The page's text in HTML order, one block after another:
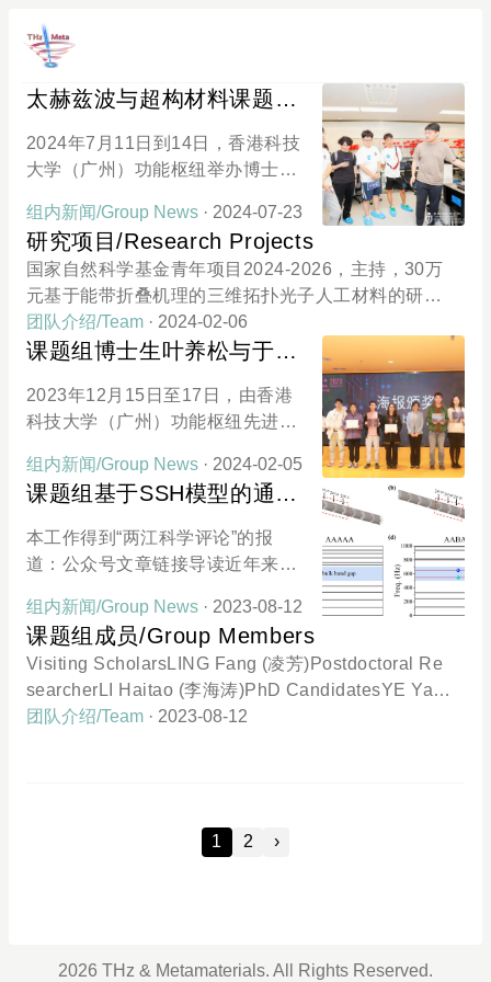
太赫兹波与超构材料课题组
参与功能枢纽夏令营活动
2024年7月11日到14日，香港科技
大学（广州）功能枢纽举办博士项
兹波与超构材料课题组的成员作为
志愿者积极参与了相关活动，并协
助开展了实验室导览，向参营的同
学们介绍讲解了自己的研究方向以
及最近的研究成果。功能枢纽夏令
营活动的报道：https://mp.weixin.q
Vw
组内新闻/Group News · 2024-07-23
研究项目/Research Projects
国家自然科学基金青年项目2024-2026，主持，30万
元基于能带折叠机理的三维拓扑光子人工材料的研究
广州市基础研究计划青年博士“启航”项目2024-202
6，主持，5万元基于平面结构的太赫兹波段手性超表
面的设计与实验研究香港科技大学（广州）实践研究
项目2024-2025，主持，5万元结合仿真软件的教学模
式数字化改革方案研究HKUST–HKUST(GZ) 20 for 2
0 Cross-campus Collaborative Research Scheme2
024-2025，主持，50万元Research on THz Topolog
ical Metasurfaces for Next-Generation Communicat
ions 针对下一代通讯的太赫兹拓扑超构表面的研究
团队介绍/Team · 2024-02-06
课题组博士生叶养松与于九
思获得QMMI 2023最佳海报
奖
2023年12月15日至17日，由香港
科技大学（广州）功能枢纽先进材
子科技中心联合举办的量子材料与
材料信息研讨会（QMMI 2023）在
港科大（广州）校园圆满召开。会
议现场，全体参会人员共同投票选
出了TOP 10 Poseters。课题组博
士生叶养松与于九思参加了本次会
议海报展，并都获得了TOP 3 Post
ers的优异成绩。港科大（广州）先
进材料学域主任高平教授为获奖学
生颁奖。叶养松参会海报于九思参
组内新闻/Group News · 2024-02-05
课题组基于SSH模型的通风
拓扑声学开关的工作发表于
《Applied Physics
本工作得到“两江科学评论”的报
道：公众号文章链接导读近年来拓
得到了广泛的关注。拓扑声学通过
研究拓扑材料的性质来实现对声波
的高效调控，为实现各种复杂的声
学功能提供了新思路。声子晶体是
一种人造周期性结构材料，它对声
声学波导等声学结构中的声波传播
和拓扑边界态。近日，研究人员开
组内新闻/Group News · 2023-08-12
课题组成员/Group Members
Visiting ScholarsLING Fang (凌芳)Postdoctoral Re
searcherLI Haitao (李海涛)PhD CandidatesYE Yan
gsong (叶养松)PhD StudentsKANG Shijie (康世杰)F
团队介绍/Team · 2023-08-12
1 2 ›
2026 THz & Metamaterials. All Rights Reserved.